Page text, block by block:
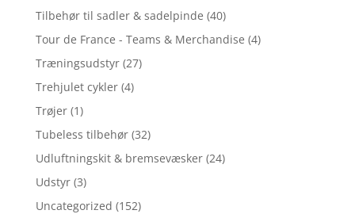
Tilbehør til sadler & sadelpinde (40)
Tour de France - Teams & Merchandise (4)
Træningsudstyr (27)
Trehjulet cykler (4)
Trøjer (1)
Tubeless tilbehør (32)
Udluftningskit & bremsevæsker (24)
Udstyr (3)
Uncategorized (152)